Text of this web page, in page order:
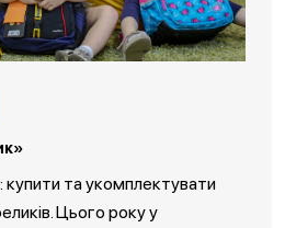
купити та укомплектувати
Цього року у